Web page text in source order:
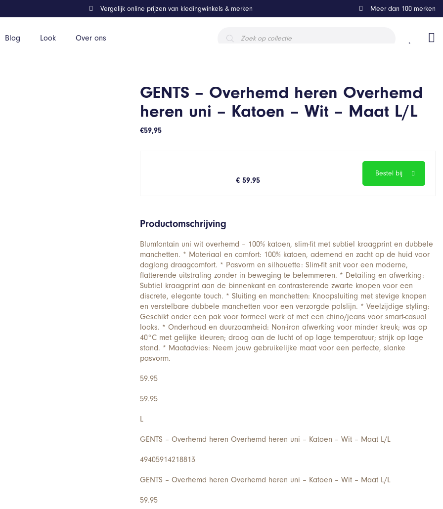
Blog Look Over ons
zoeken
Vergelijk online prijzen van kledingwinkels & merken Meer dan 100 merken
GENTS – Overhemd heren Overhemd
heren uni – Katoen – Wit – Maat L/L
€59,95
€ 59.95
Bestel bij
Productomschrijving
Blumfontain uni wit overhemd – 100% katoen, slim-fit met subtiel kraagprint en dubbele
manchetten. * Materiaal en comfort: 100% katoen, ademend en zacht op de huid voor
daglang draagcomfort. * Pasvorm en silhouette: Slim-fit snit voor een moderne,
flatterende uitstraling zonder in beweging te belemmeren. * Detailing en afwerking:
Subtiel kraagprint aan de binnenkant en contrasterende zwarte knopen voor een
discrete, elegante touch. * Sluiting en manchetten: Knoopsluiting met stevige knopen
en verstelbare dubbele manchetten voor een verzorgde polslijn. * Veelzijdige styling:
Geschikt onder een pak voor formeel werk of met een chino/jeans voor smart-casual
looks. * Onderhoud en duurzaamheid: Non-iron afwerking voor minder kreuk; was op
40°C met gelijke kleuren; droog aan de lucht of op lage temperatuur; strijk op lage
stand. * Maatadvies: Neem jouw gebruikelijke maat voor een perfecte, slanke
pasvorm.
59.95
59.95
L
GENTS – Overhemd heren Overhemd heren uni – Katoen – Wit – Maat L/L
49405914218813
GENTS – Overhemd heren Overhemd heren uni – Katoen – Wit – Maat L/L
59.95